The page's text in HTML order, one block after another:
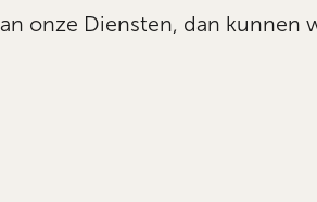
onze Diensten, dan kunnen